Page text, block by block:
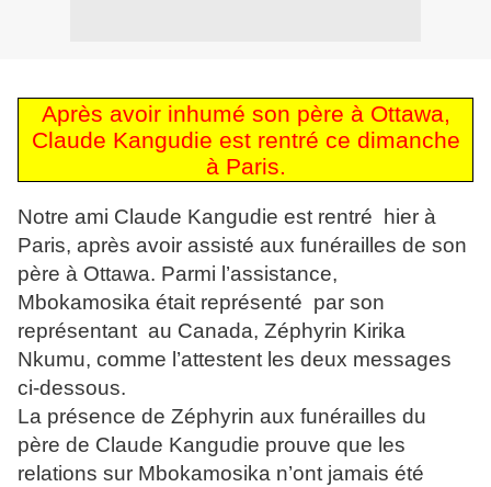
Après avoir inhumé son père à Ottawa,
Claude Kangudie est rentré ce dimanche
à Paris.
Notre ami Claude Kangudie est rentré hier à
Paris, après avoir assisté aux funérailles de son
père à Ottawa. Parmi l’assistance,
Mbokamosika était représenté par son
représentant au Canada, Zéphyrin Kirika
Nkumu, comme l’attestent les deux messages
ci-dessous.
La présence de Zéphyrin aux funérailles du
père de Claude Kangudie prouve que les
relations sur Mbokamosika n’ont jamais été